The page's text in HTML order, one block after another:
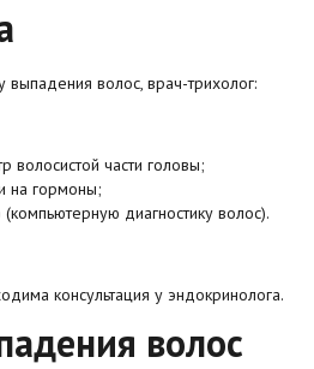
выпадения волос, врач-трихолог:
волосистой части головы;
на гормоны;
диагностику волос).
консультация у эндокринолога.
волос